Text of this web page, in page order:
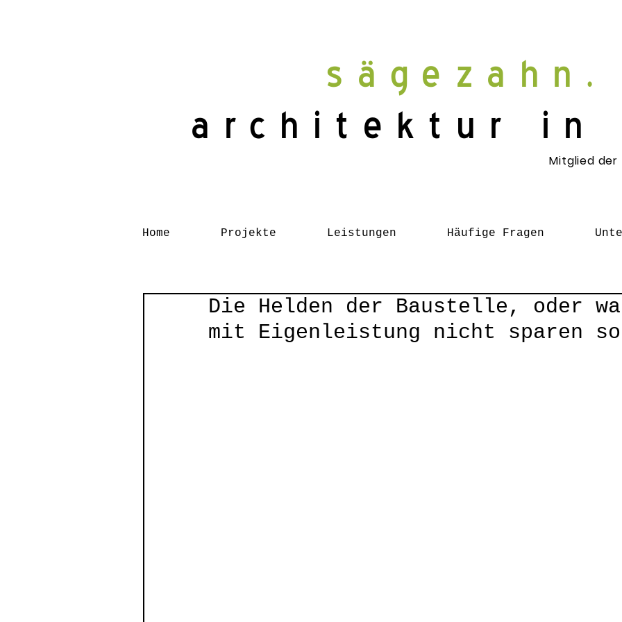
sägezahn.
architektur in
Mitglied der
Home Projekte Leistungen Häufige Fragen
Die Helden der Baustelle, oder
mit Eigenleistung nicht sparen